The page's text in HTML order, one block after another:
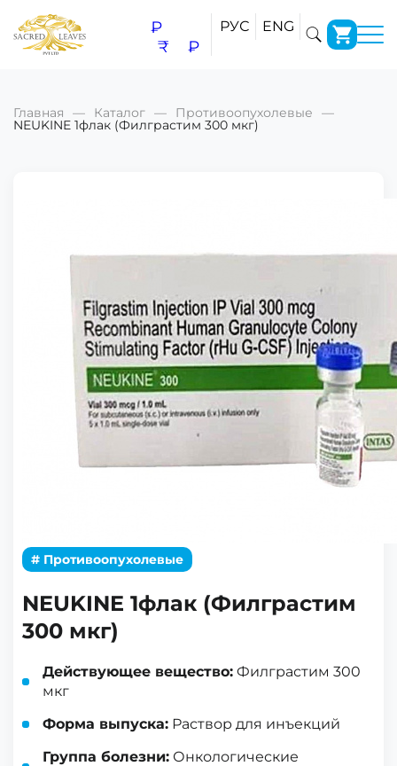
₽
₹
₽
РУС ENG
Главная Каталог Противоопухолевые
NEUKINE 1флак (Филграстим 300 мкг)
# Противоопухолевые
NEUKINE 1флак (Филграстим
300 мкг)
Действующее вещество: Филграстим 300
мкг
Форма выпуска: Раствор для инъекций
Группа болезни: Онкологические